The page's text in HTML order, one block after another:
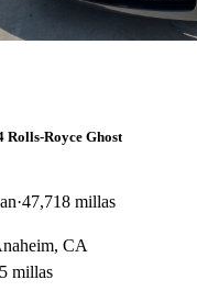
Rolls-Royce Ghost
47,718 millas
CA
millas